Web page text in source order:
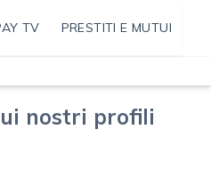
TV PRESTITI E MUTUI
nostri profili